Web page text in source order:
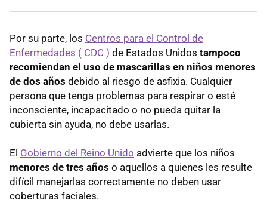
Por su parte, los Centros para el Control de
Enfermedades ( CDC ) de Estados Unidos tampoco
recomiendan el uso de mascarillas en niños menores
de dos años debido al riesgo de asfixia. Cualquier
persona que tenga problemas para respirar o esté
inconsciente, incapacitado o no pueda quitar la
cubierta sin ayuda, no debe usarlas.
El Gobierno del Reino Unido advierte que los niños
menores de tres años o aquellos a quienes les resulte
difícil manejarlas correctamente no deben usar
coberturas faciales.